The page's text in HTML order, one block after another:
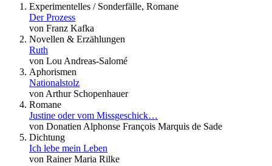
Experimentelles / Sonderfälle, Romane
Der Prozess
von Franz Kafka
Novellen & Erzählungen
Ruth
von Lou Andreas-Salomé
Aphorismen
Nationalstolz
von Arthur Schopenhauer
Romane
Justine oder vom Missgeschick…
von Donatien Alphonse François Marquis de Sade
Dichtung
Ich lebe mein Leben
von Rainer Maria Rilke